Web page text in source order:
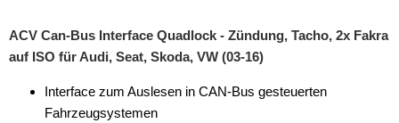
ACV Can-Bus Interface Quadlock - Zündung, Tacho, 2x Fakra
auf ISO für Audi, Seat, Skoda, VW (03-16)
Interface zum Auslesen in CAN-Bus gesteuerten
Fahrzeugsystemen